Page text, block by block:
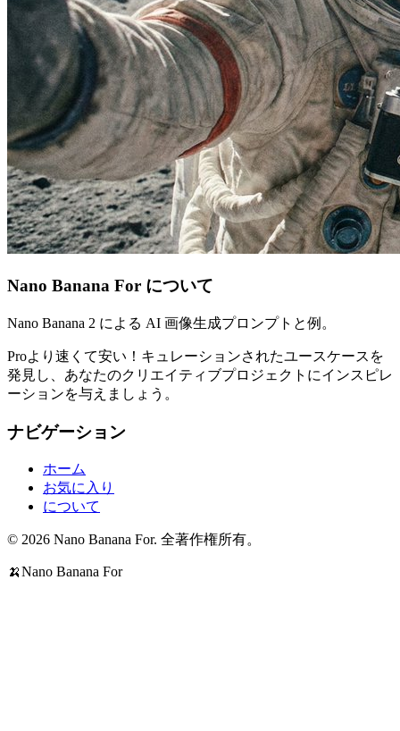
Nano Banana For について
Nano Banana 2 による AI 画像生成プロンプトと例。
Proより速くて安い！キュレーションされたユースケースを
発見し、あなたのクリエイティブプロジェクトにインスピレ
ーションを与えましょう。
ナビゲーション
ホーム
お気に入り
について
© 2026 Nano Banana For. 全著作権所有。
🍌Nano Banana For